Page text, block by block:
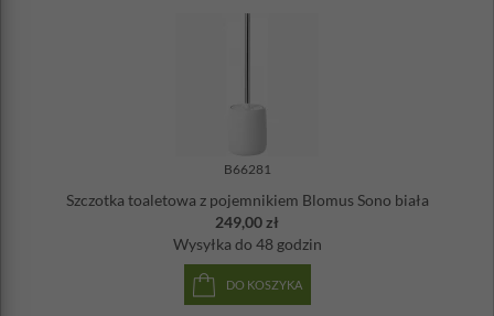
B66281
Szczotka toaletowa z pojemnikiem Blomus Sono biała
249,00 zł
Wysyłka do 48 godzin
DO KOSZYKA